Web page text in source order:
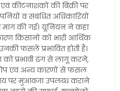
कीटनाशकों की बिक्री पर
व संबंधित अधिकारियों
की गई। यूनियन ने कहा
किसानों को भारी आर्थिक
फसलें प्रभावित होती हैं।
प्रभावी ढंग से लागू करने,
एवं अन्य कारणों से फसल
पर मुआवजा उपलब्ध कराने